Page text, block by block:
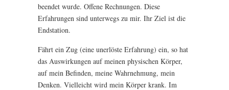
beendet wurde. Offene Rechnungen. Diese
Erfahrungen sind unterwegs zu mir. Ihr Ziel ist die
Endstation.
Fährt ein Zug (eine unerlöste Erfahrung) ein, so hat
das Auswirkungen auf meinen physischen Körper,
auf mein Befinden, meine Wahrnehmung, mein
Denken. Vielleicht wird mein Körper krank. Im